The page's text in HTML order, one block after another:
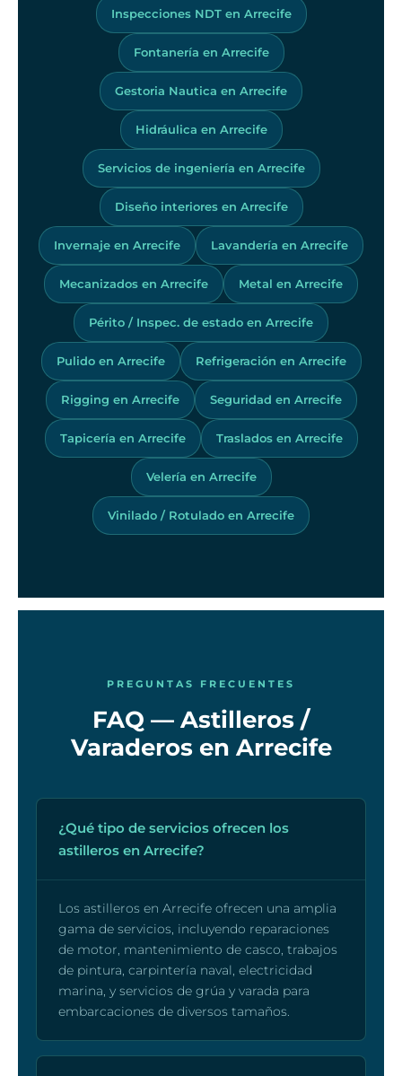
Inspecciones NDT en Arrecife
Fontanería en Arrecife
Gestoria Nautica en Arrecife
Hidráulica en Arrecife
Servicios de ingeniería en Arrecife
Diseño interiores en Arrecife
Invernaje en Arrecife Lavandería en Arrecife
Mecanizados en Arrecife Metal en Arrecife
Périto / Inspec. de estado en Arrecife
Pulido en Arrecife Refrigeración en Arrecife
Rigging en Arrecife Seguridad en Arrecife
Tapicería en Arrecife Traslados en Arrecife
Velería en Arrecife
Vinilado / Rotulado en Arrecife
PREGUNTAS FRECUENTES
FAQ — Astilleros /
Varaderos en Arrecife
¿Qué tipo de servicios ofrecen los
astilleros en Arrecife?
Los astilleros en Arrecife ofrecen una amplia
gama de servicios, incluyendo reparaciones
de motor, mantenimiento de casco, trabajos
de pintura, carpintería naval, electricidad
marina, y servicios de grúa y varada para
embarcaciones de diversos tamaños.